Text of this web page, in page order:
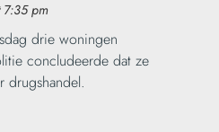
7:35 pm
drie woningen
concludeerde dat ze
drugshandel.